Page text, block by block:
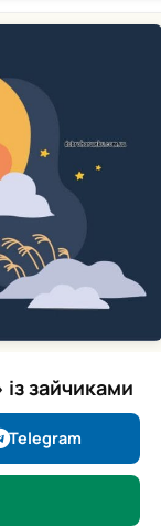
зайчиками
Telegram